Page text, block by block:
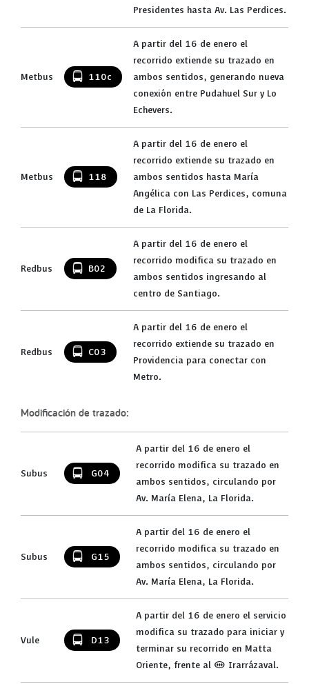
Presidentes hasta Av. Las Perdices.
Metbus 110c
A partir del 16 de enero el
recorrido extiende su trazado en
ambos sentidos, generando nueva
conexión entre Pudahuel Sur y Lo
Echevers.
Metbus 118
A partir del 16 de enero el
recorrido extiende su trazado en
ambos sentidos hasta María
Angélica con Las Perdices, comuna
de La Florida.
Redbus B02
A partir del 16 de enero el
recorrido modifica su trazado en
ambos sentidos ingresando al
centro de Santiago.
Redbus C03
A partir del 16 de enero el
recorrido extiende su trazado en
Providencia para conectar con
Metro.
Modificación de trazado:
Subus G04
A partir del 16 de enero el
recorrido modifica su trazado en
ambos sentidos, circulando por
Av. María Elena, La Florida.
Subus G15
A partir del 16 de enero el
recorrido modifica su trazado en
ambos sentidos, circulando por
Av. María Elena, La Florida.
Vule D13
A partir del 16 de enero el servicio
modifica su trazado para iniciar y
terminar su recorrido en Matta
Oriente, frente al (M) Irarrázaval.